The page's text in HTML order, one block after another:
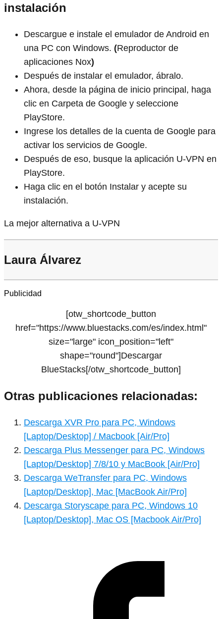
instalación
Descargue e instale el emulador de Android en
una PC con Windows. (Reproductor de
aplicaciones Nox)
Después de instalar el emulador, ábralo.
Ahora, desde la página de inicio principal, haga
clic en Carpeta de Google y seleccione
PlayStore.
Ingrese los detalles de la cuenta de Google para
activar los servicios de Google.
Después de eso, busque la aplicación U-VPN en
PlayStore.
Haga clic en el botón Instalar y acepte su
instalación.
La mejor alternativa a U-VPN
Laura Álvarez
Publicidad
[otw_shortcode_button
href="https://www.bluestacks.com/es/index.html"
size="large" icon_position="left"
shape="round"]Descargar
BlueStacks[/otw_shortcode_button]
Otras publicaciones relacionadas:
Descarga XVR Pro para PC, Windows
[Laptop/Desktop] / Macbook [Air/Pro]
Descarga Plus Messenger para PC, Windows
[Laptop/Desktop] 7/8/10 y MacBook [Air/Pro]
Descarga WeTransfer para PC, Windows
[Laptop/Desktop], Mac [MacBook Air/Pro]
Descarga Storyscape para PC, Windows 10
[Laptop/Desktop], Mac OS [Macbook Air/Pro]